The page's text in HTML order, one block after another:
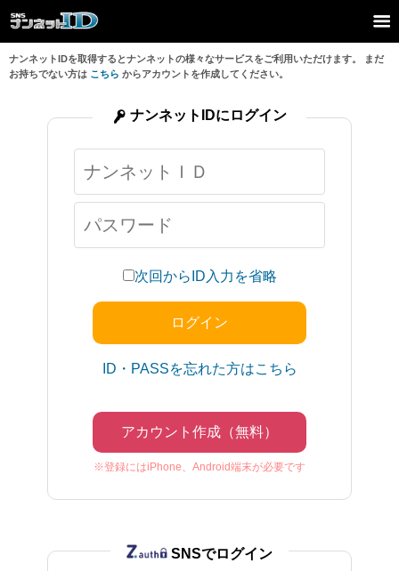
ナンネットIDを取得するとナンネットの様々なサービスをご利用いただけます。 まだ
お持ちでない方は こちら からアカウントを作成してください。
次回からID入力を省略
ID・PASSを忘れた方はこちら
アカウント作成（無料）
※登録にはiPhone、Android端末が必要です
ナンネットIDにログイン
SNSでログイン